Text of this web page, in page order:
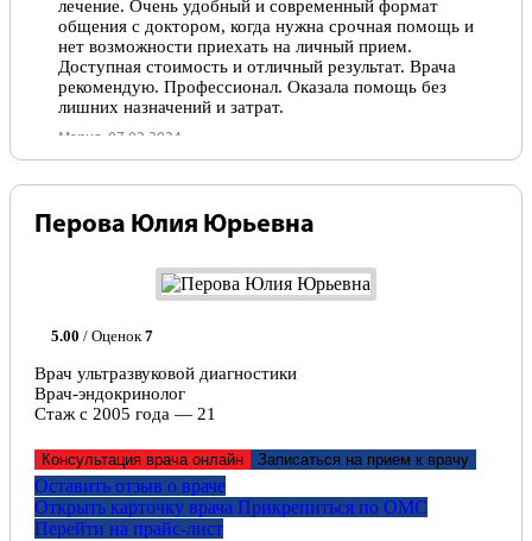
лечение. Очень удобный и современный формат
общения с доктором, когда нужна срочная помощь и
нет возможности приехать на личный прием.
Доступная стоимость и отличный результат. Врача
рекомендую. Профессионал. Оказала помощь без
лишних назначений и затрат.
Мария, 07.02.2024
Прекрасный специалист, грамотный доктор, ничего
лечение. Рекомендую, мне помогла решить
застрарелую проблему с циститом.
Перова Юлия Юрьевна
5.00 / Оценок7
Врач ультразвуковой диагностики
Врач-эндокринолог
Стаж с 2005 года — 21
Консультация врача онлайн Записаться на прием к врачу
Оставить отзыв о враче
Открыть карточку врача Прикрепитьcя по ОМС
Перейти на прайс-лист